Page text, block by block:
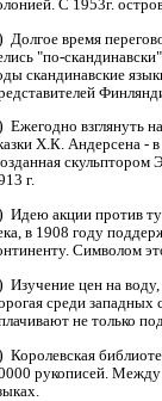
С 1953г.
Долгое время
"по-
скандинавские
Ежегодно взглянуть
Х.К. Андерсена -
скульптором
г.
Идею акции против
в 1908 году
Символом
Изучение цен на
среди западных
не только
Королевская
рукописей. Между